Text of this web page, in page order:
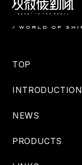
TOP
INTRODUCTION
NEWS
PRODUCTS